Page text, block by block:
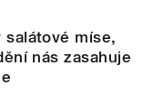
salátové míse,
nás zasahuje